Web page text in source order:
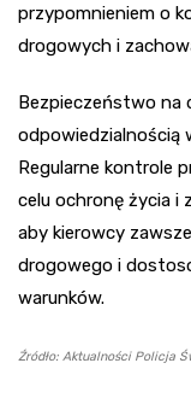
przypomnieniem o
drogowych i
Bezpieczeństwo na
odpowiedzialnością
Regularne kontrole
celu ochronę życia i
aby kierowcy
drogowego i
warunków.
Źródło: Aktualności Policja